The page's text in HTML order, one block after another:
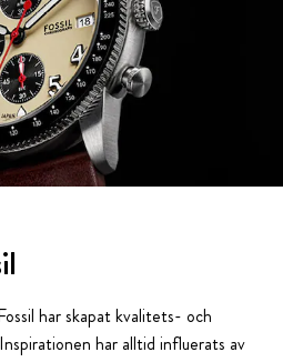
har skapat kvalitets- och
har alltid influerats av